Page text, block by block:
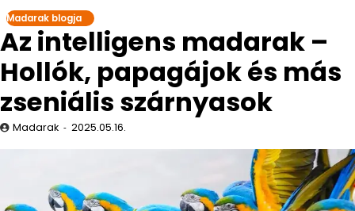
Madarak blogja
Az intelligens madarak –
Hollók, papagájok és más
zseniális szárnyasok
Madarak 2025.05.16.